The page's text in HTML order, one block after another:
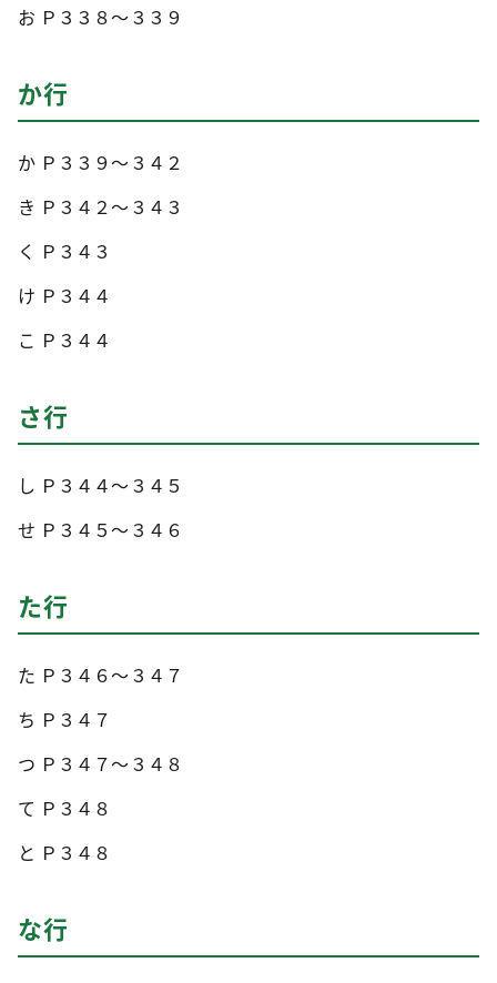
お Ｐ３３８～３３９
か行
か Ｐ３３９～３４２
き Ｐ３４２～３４３
く Ｐ３４３
け Ｐ３４４
こ Ｐ３４４
さ行
し Ｐ３４４～３４５
せ Ｐ３４５～３４６
た行
た Ｐ３４６～３４７
ち Ｐ３４７
つ Ｐ３４７～３４８
て Ｐ３４８
と Ｐ３４８
な行